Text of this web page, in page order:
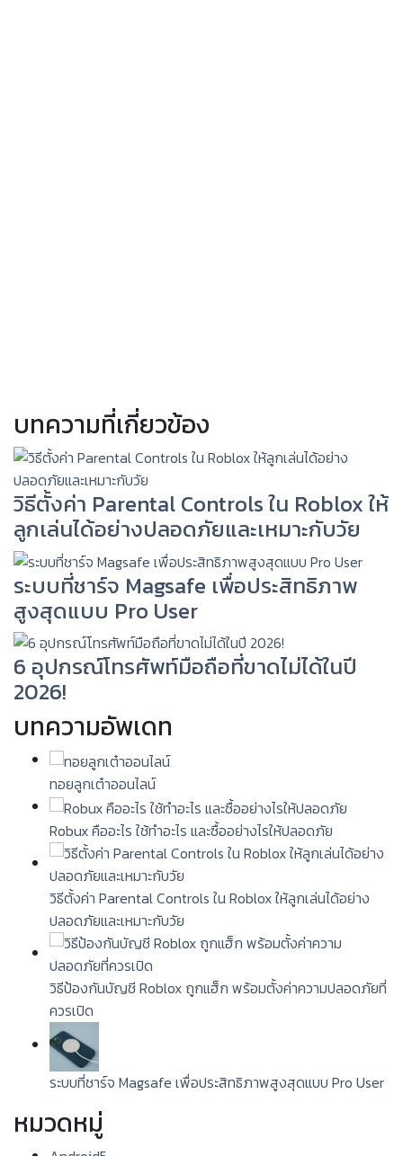
บทความที่เกี่ยวข้อง
วิธีตั้งค่า Parental Controls ใน Roblox ให้
ลูกเล่นได้อย่างปลอดภัยและเหมาะกับวัย
ระบบที่ชาร์จ Magsafe เพื่อประสิทธิภาพ
สูงสุดแบบ Pro User
6 อุปกรณ์โทรศัพท์มือถือที่ขาดไม่ได้ในปี
2026!
บทความอัพเดท
ทอยลูกเต๋าออนไลน์
Robux คืออะไร ใช้ทำอะไร และซื้ออย่างไรให้ปลอดภัย
วิธีตั้งค่า Parental Controls ใน Roblox ให้ลูกเล่นได้อย่าง
ปลอดภัยและเหมาะกับวัย
วิธีป้องกันบัญชี Roblox ถูกแฮ็ก พร้อมตั้งค่าความปลอดภัยที่
ควรเปิด
ระบบที่ชาร์จ Magsafe เพื่อประสิทธิภาพสูงสุดแบบ Pro User
หมวดหมู่